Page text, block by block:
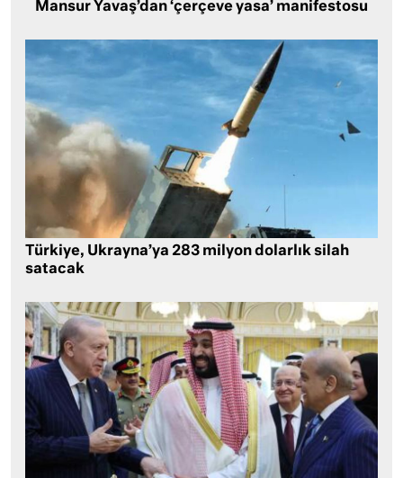
Mansur Yavaş’dan ‘çerçeve yasa’ manifestosu
Türkiye, Ukrayna’ya 283 milyon dolarlık silah
satacak